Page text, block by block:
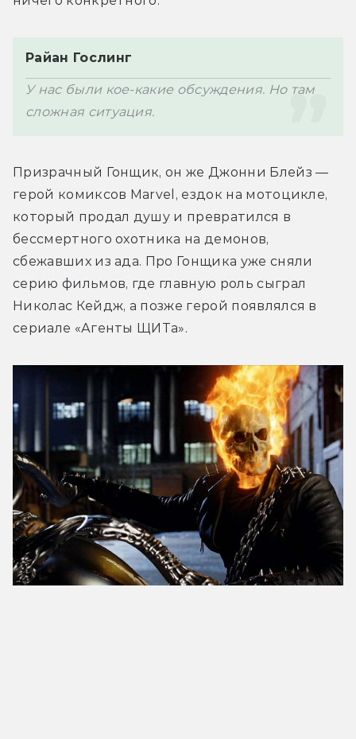
Райан Гослинг
У нас были кое-какие обсуждения. Но там
Призрачный Гонщик, он же Джонни Блейз —
герой комиксов Marvel, ездок на мотоцикле,
который продал душу и превратился в
бессмертного охотника на демонов,
сбежавших из ада. Про Гонщика уже сняли
серию фильмов, где главную роль сыграл
Николас Кейдж, а позже герой появлялся в
сериале «Агенты ЩИТа».